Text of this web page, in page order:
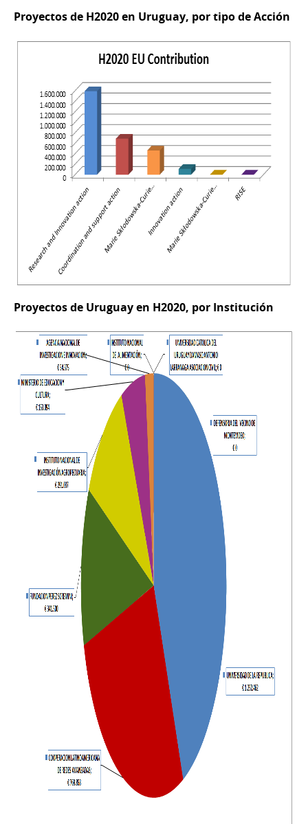
Proyectos de H2020 en Uruguay, por tipo de Acción
Proyectos de Uruguay en H2020, por Institución